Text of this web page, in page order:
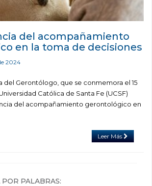
del acompañamiento
en la toma de decisiones
2024
del Gerontólogo, que se conmemora el 15
Católica de Santa Fe (UCSF)
del acompañamiento gerontológico en
Leer Más
PALABRAS: